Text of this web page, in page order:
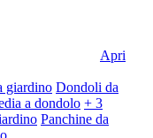
Apri
giardino Dondoli da
a dondolo + 3
Panchine da